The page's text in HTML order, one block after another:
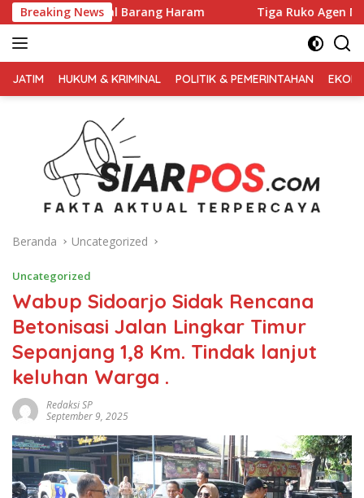
Langsung
ke
konten
Breaking News
Haram Tiga Ruko Agen Miras. Di Sikat Habis,
TERPERCAYA
JATIM HUKUM & KRIMINAL POLITIK & PEMERINTAHAN
Beranda Uncategorized
Uncategorized
Wabup Sidoarjo Sidak Rencana
Betonisasi Jalan Lingkar Timur
Sepanjang 1,8 Km. Tindak lanjut
keluhan Warga .
Redaksi SP
September 9, 2025